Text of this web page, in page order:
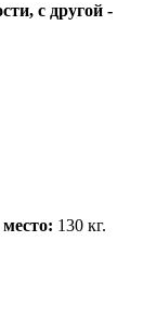
с другой -
130 кг.